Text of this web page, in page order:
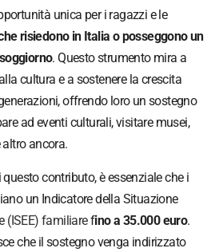
unica per i ragazzi e le
risiedono in Italia o posseggono un
. Questo strumento mira a
cultura e a sostenere la crescita
offrendo loro un sostegno
ad eventi culturali, visitare musei,
ancora.
contributo, è essenziale che i
un Indicatore della Situazione
(ISEE) familiarefino a 35.000 euro.
che il sostegno venga indirizzato